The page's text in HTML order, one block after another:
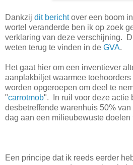
Dankzij dit berichtover een boom
wortel veranderde ben ik op zoek
verklaring van deze verschijning.
weten terug te vinden in de GVA.
Het gaat hier om een inventiever
aanplakbiljet waarmee
worden opgeroepen om deel te
"carrotmob". In ruil voor deze actie
desbetreffende warenhuis 50%
dag aan een milieubewuste doelen
Een principe dat ik reeds eerder